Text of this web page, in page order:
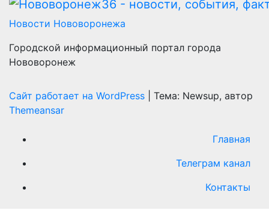
Новости Нововоронежа
Городской информационный портал города
Нововоронеж
Сайт работает на WordPress
Тема: Newsup, автор
Themeansar
Главная
Телеграм канал
Контакты